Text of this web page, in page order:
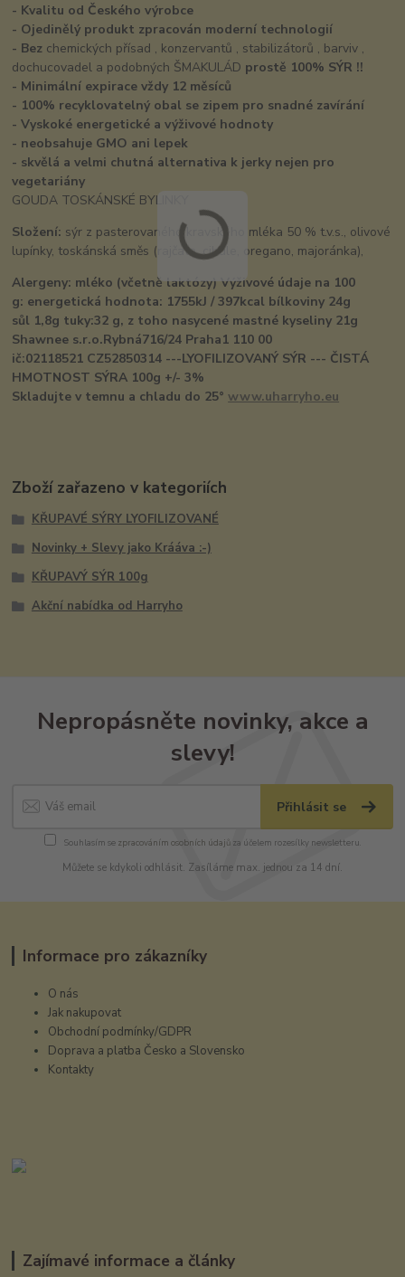
- Kvalitu od Českého výrobce
- Ojedinělý produkt zpracován moderní technologií
- Bez chemických přísad , konzervantů , stabilizátorů , barviv ,
dochucovadel a podobných ŠMAKULÁD prostě 100% SÝR !!
- Minimální expirace vždy 12 měsíců
- 100% recyklovatelný obal se zipem pro snadné zavírání
- Vyskoké energetické a výživové hodnoty
- neobsahuje GMO ani lepek
- skvělá a velmi chutná alternativa k jerky nejen pro
vegetariány
GOUDA TOSKÁNSKÉ BYLINKY
Složení: sýr z pasterovaného kravského mléka 50 % t.v.s., olivové
lupínky, toskánská směs (rajčata, cibule, oregano, majoránka),
Alergeny: mléko (včetně laktózy) Výživové údaje na 100
g: energetická hodnota: 1755kJ / 397kcal bílkoviny 24g
sůl 1,8g tuky:32 g, z toho nasycené mastné kyseliny 21g
Shawnee s.r.o.Rybná716/24 Praha1 110 00
ič:02118521 CZ52850314 ---LYOFILIZOVANÝ SÝR --- ČISTÁ
HMOTNOST SÝRA 100g +/- 3%
Skladujte v temnu a chladu do 25°www.uharryho.eu
Zboží zařazeno v kategoriích
KŘUPAVÉ SÝRY LYOFILIZOVANÉ
Novinky + Slevy jako Krááva :-)
KŘUPAVÝ SÝR 100g
Akční nabídka od Harryho
Nepropásněte novinky, akce a
slevy!
Přihlásit se
Souhlasím se zpracováním osobních údajůza účelem rozesílky newsletteru.
Můžete se kdykoli odhlásit. Zasíláme max. jednou za 14 dní.
Informace pro zákazníky
O nás
Jak nakupovat
Obchodní podmínky/GDPR
Doprava a platba Česko a Slovensko
Kontakty
Zajímavé informace a články